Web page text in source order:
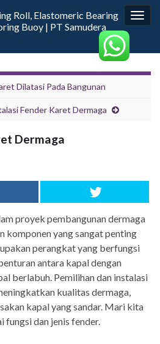
Roll, Elastomeric Bearing
Buoy | PT Samudera
Dilatasi Pada Bangunan
Fender Karet Dermaga
Dermaga
proyek pembangunan dermaga
komponen yang sangat penting
perangkat yang berfungsi
antara kapal dengan
berlabuh. Pemilihan dan instalasi
kualitas dermaga,
kapal yang sandar. Mari kita
fungsi dan jenis fender.